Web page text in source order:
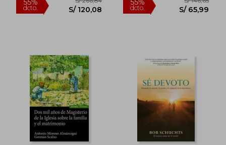
55%
dcto.
S/ 266,84
S/ 120,08
55%
dcto.